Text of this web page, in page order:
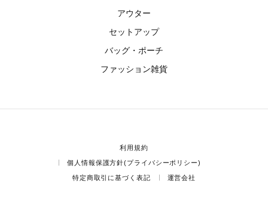
アウター
セットアップ
バッグ・ポーチ
ファッション雑貨
利用規約
個人情報保護方針(プライバシーポリシー)
特定商取引に基づく表記 運営会社